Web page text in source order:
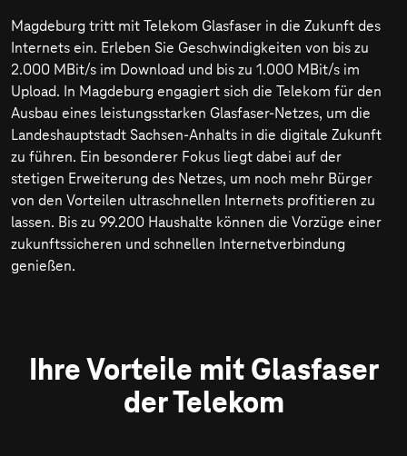
Magdeburg tritt mit Telekom Glasfaser in die Zukunft des
Internets ein. Erleben Sie Geschwindigkeiten von bis zu
2.000 MBit/s im Download und bis zu 1.000 MBit/s im
Upload. In Magdeburg engagiert sich die Telekom für den
Ausbau eines leistungsstarken Glasfaser-Netzes, um die
Landeshauptstadt Sachsen-Anhalts in die digitale Zukunft
zu führen. Ein besonderer Fokus liegt dabei auf der
stetigen Erweiterung des Netzes, um noch mehr Bürger
von den Vorteilen ultraschnellen Internets profitieren zu
lassen. Bis zu 99.200 Haushalte können die Vorzüge einer
zukunftssicheren und schnellen Internetverbindung
genießen.
Ihre Vorteile mit Glasfaser
der Telekom